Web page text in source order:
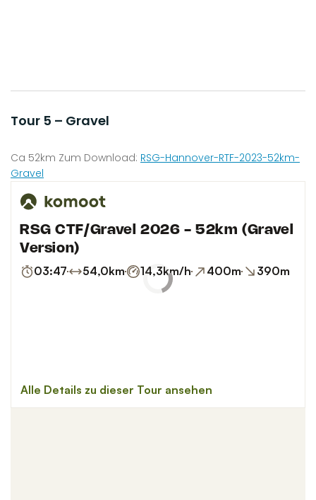
Tour 5 – Gravel
Ca 52km Zum Download: RSG-Hannover-RTF-2023-52km-
Gravel